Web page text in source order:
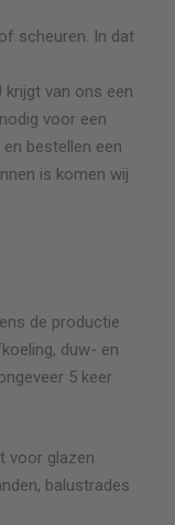
scheuren. In dat
krijgt van ons een
voor een
bestellen een
is komen wij
de productie
duw- en
5 keer
voor glazen
balustrades